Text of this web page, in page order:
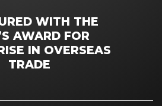
WITH THE
AWARD FOR
IN OVERSEAS
TRADE